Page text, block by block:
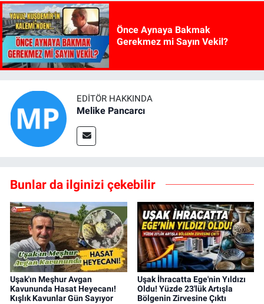
Önce Aynaya Bakmak
Gerekmez mi Sayın Vekil?
EDITÖR HAKKINDA
Melike Pancarcı
Bunlar da ilginizi çekebilir
Uşak'ın Meşhur Avgan
Kavununda Hasat Heyecanı!
Kışlık Kavunlar Gün Sayıyor
Uşak İhracatta Ege'nin Yıldızı
Oldu! Yüzde 23'lük Artışla
Bölgenin Zirvesine Çıktı